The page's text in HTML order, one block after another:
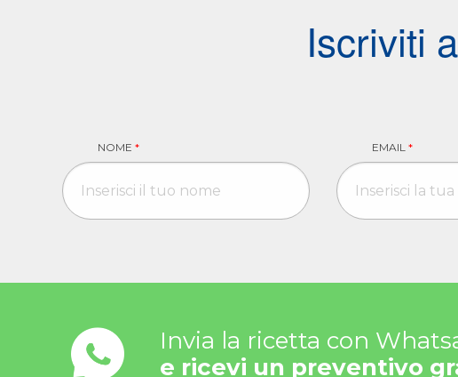
Iscriviti
NOME * EMAIL *
Invia la ricetta con
e ricevi un preventivo